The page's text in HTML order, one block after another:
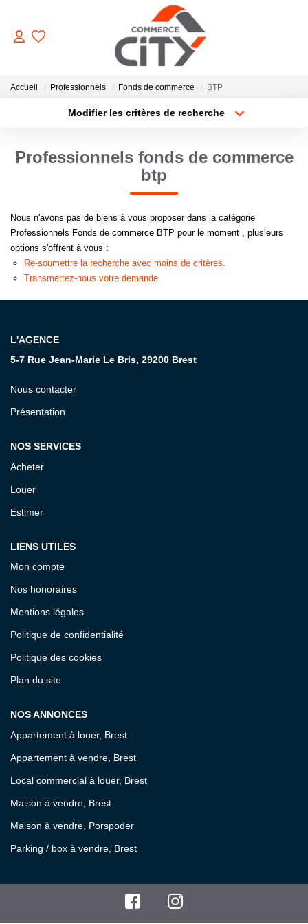
ACHETER
LOUER
ESTIMER
Accueil Professionnels Fonds de commerce BTP
Modifier les critères de recherche
Type de bien
Créer une alerte
Professionnels fonds de commerce
btp
Nous n'avons pas de biens à vous proposer dans la catégorie
Professionnels Fonds de commerce BTP pour le moment , plusieurs
options s'offrent à vous :
Re-soumettre la recherche avec moins de critères.
Transmettez-nous votre demande
L'AGENCE
5-7 Rue Jean-Marie Le Bris, 29200 Brest
Nous contacter
Présentation
NOS SERVICES
Acheter
Louer
Estimer
LIENS UTILES
Mon compte
Nos honoraires
Mentions légales
Politique de confidentialité
Politique des cookies
Plan du site
NOS ANNONCES
Appartement à louer, Brest
Appartement à vendre, Brest
Local commercial à louer, Brest
Maison à vendre, Brest
Maison à vendre, Porspoder
Parking / box à vendre, Brest